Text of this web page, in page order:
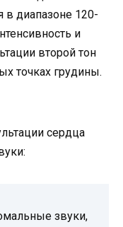
в диапазоне 120-
и
второй тон
точках грудины.
сердца
звуки,